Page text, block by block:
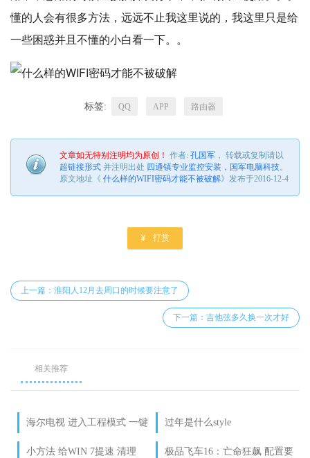
懂的人会有很多方法，远远不止我这里说的，我这里只是给
一些困惑并且不懂的小白看一下。。
标签: QQ APP 路由器
文章如无特别注明均为原创！ 作者: 孔国军 ， 转载或复制请以
超链接形式 并注明出处 四通镇专业监控安装，国军电脑科技。
原文地址《 什么样的WIFI密码才能不被破解》发布于2016-12-4
 打赏
上一篇：淮阳人12月去周口的时候要注意了
下一篇：吉他弦多久换一次才好
相关推荐
海尔电视 进入工程模式 一键
过年是什么style
小方法 给WIN 7提速 清理
极品飞车16：亡命狂飙 配置要